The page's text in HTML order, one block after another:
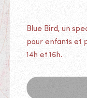
Blue Bird, un
pour enfants et
14h et 16h.